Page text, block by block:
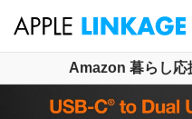
ン
索
Amazon 暮らし応